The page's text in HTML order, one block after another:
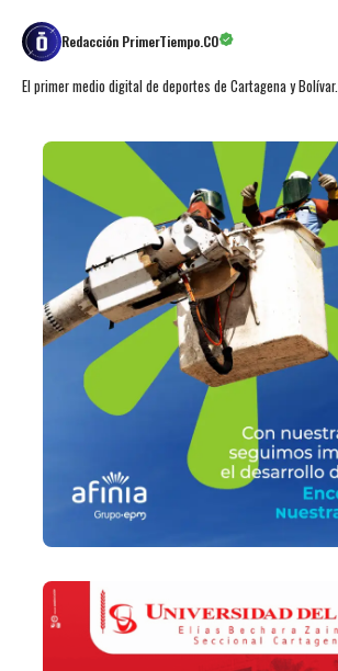
Redacción PrimerTiempo.CO
El primer medio digital de deportes de Cartagena y Bolívar.